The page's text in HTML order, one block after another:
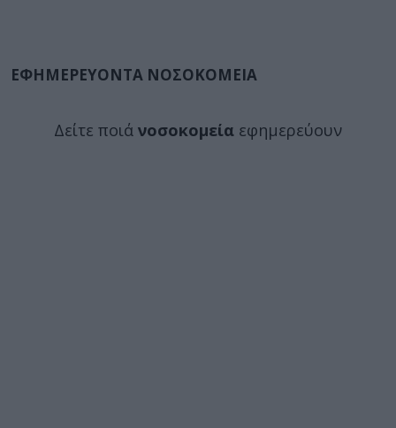
ΕΦΗΜΕΡΕΥΟΝΤΑ ΝΟΣΟΚΟΜΕΙΑ
Δείτε ποιά νοσοκομεία εφημερεύουν